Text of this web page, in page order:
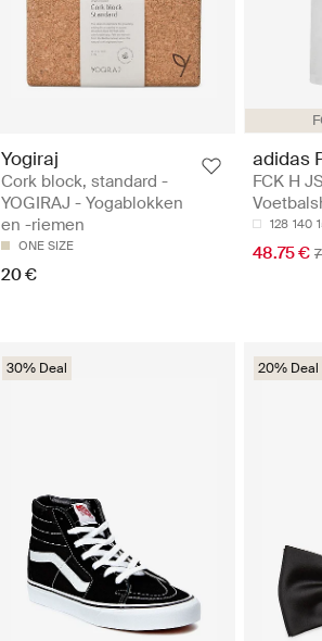
Yogiraj
Cork block, standard -
YOGIRAJ - Yogablokken
en -riemen
ONE SIZE
20 €
adidas
FCK H
128 140
48.75 €
30% Deal 20% Deal